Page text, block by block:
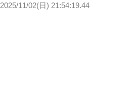
2025/11/02(日) 21:54:19.44